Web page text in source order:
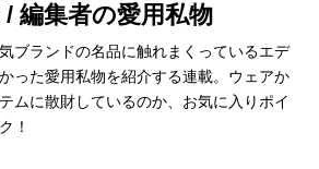
編集者の愛用私物
ブランドの名品に触れまくっているエデ
った愛用私物を紹介する連載。ウェアか
ムに散財しているのか、お気に入りポイ
！